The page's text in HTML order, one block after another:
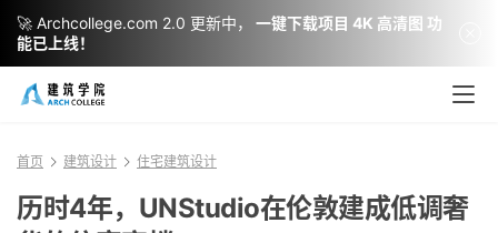
首页 建筑设计 住宅建筑设计
历时4年，UNStudio在伦敦建成低调奢
🚀 Archcollege.com 2.0 更新中，
一键下载项目 4K 高清图 功
能已上线！